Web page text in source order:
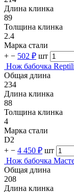
Длина клинка
89
Толщина клинка
2.4
Марка стали
+ − 502 ₽ шт
Нож бабочка
Общая длина
234
Длина клинка
88
Толщина клинка
4
Марка стали
D2
+ − 4 450 ₽ шт
Нож бабочка
Общая длина
208
Длина клинка